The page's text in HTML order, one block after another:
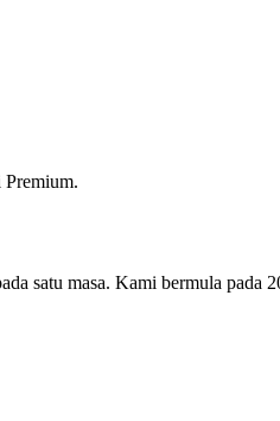
satu masa. Kami bermula pada